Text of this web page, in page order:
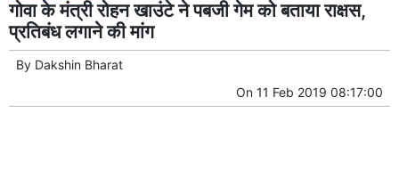
गोवा के मंत्री रोहन खाउंटे ने पबजी गेम को बताया राक्षस,
प्रतिबंध लगाने की मांग
By Dakshin Bharat
On 11 Feb 2019 08:17:00